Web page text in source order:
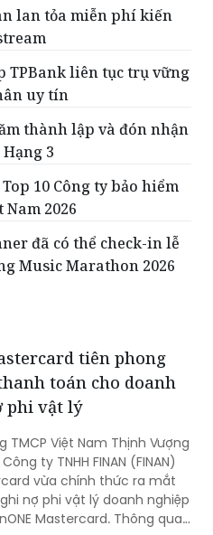
lan tỏa miễn phí kiến
TPBank liên tục trụ vững
uy tín
thành lập và đón nhận
3
10 Công ty bảo hiểm
2026
đã có thể check-in lễ
Music Marathon 2026
tiên phong
toán cho doanh
phi vật lý
TMCP Việt Nam Thịnh Vượng
ty TNHH FINAN (FINAN)